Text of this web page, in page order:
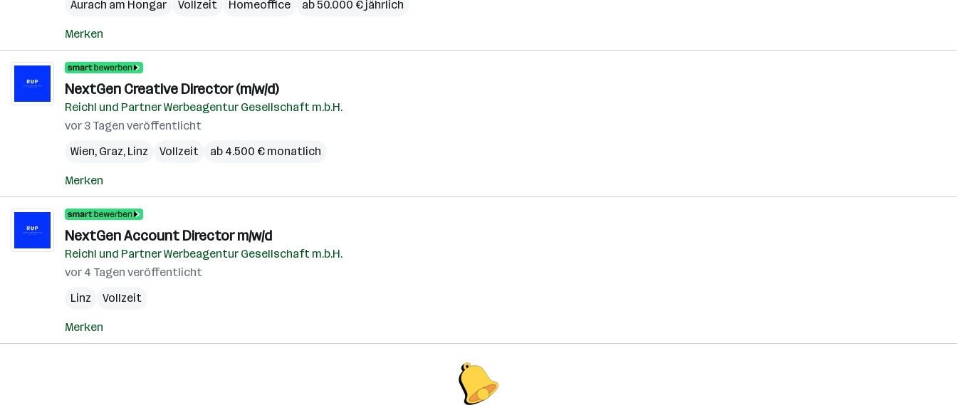
Aurach am Hongar Vollzeit Homeoffice ab 50.000 € jährlich
Merken
NextGen Creative Director (m/w/d)
Reichl und Partner Werbeagentur Gesellschaft m.b.H.
vor 3 Tagen veröffentlicht
Wien, Graz, Linz Vollzeit ab 4.500 € monatlich
Merken
NextGen Account Director m/w/d
Reichl und Partner Werbeagentur Gesellschaft m.b.H.
vor 4 Tagen veröffentlicht
Linz
Vollzeit
Merken